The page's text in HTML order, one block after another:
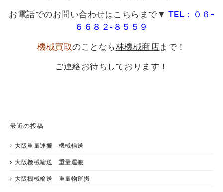
お電話でのお問い合わせはこちらまで▼ TEL：０６-
６６８２-８５５９
機械買取のことなら林機械商店まで！
ご連絡お待ちしております！
最近の投稿
大阪重量運搬 機械輸送
大阪機械輸送 重量運搬
大阪機械輸送 重量物運搬